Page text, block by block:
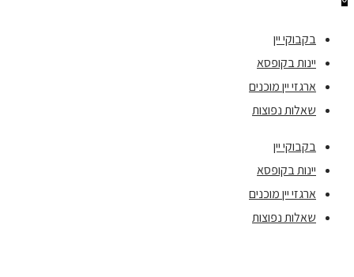
בקבוקי יין
יינות בקופסא
ארגזי יין מוכנים
שאלות נפוצות
בקבוקי יין
יינות בקופסא
ארגזי יין מוכנים
שאלות נפוצות